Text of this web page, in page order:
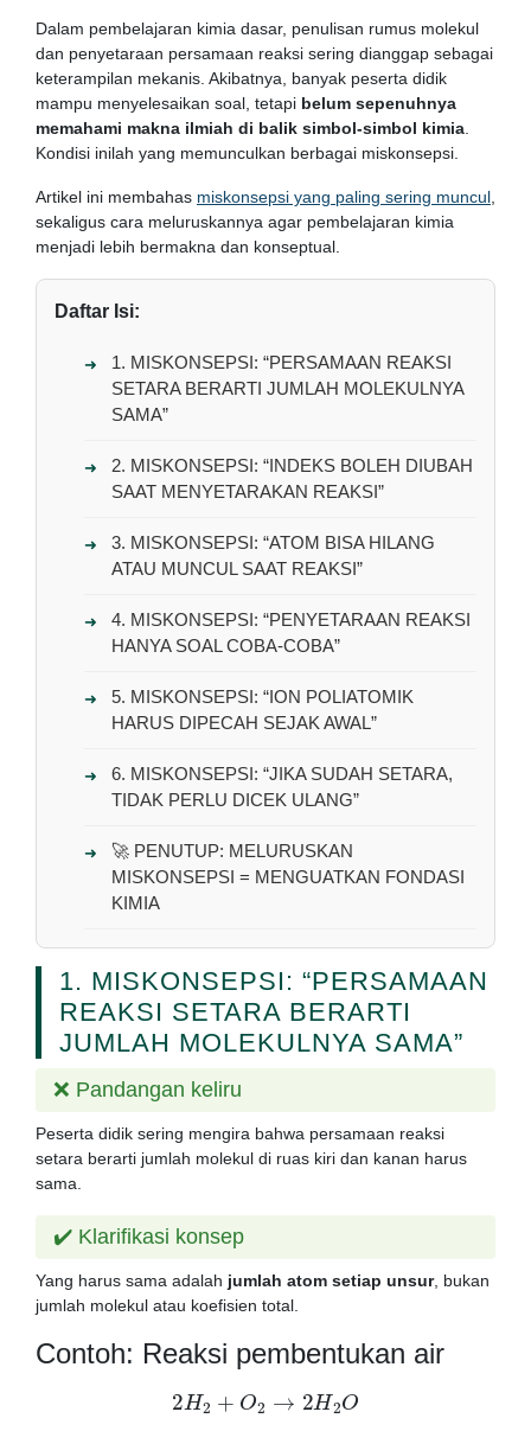
Dalam pembelajaran kimia dasar, penulisan rumus molekul
dan penyetaraan persamaan reaksi sering dianggap sebagai
keterampilan mekanis. Akibatnya, banyak peserta didik
mampu menyelesaikan soal, tetapi belum sepenuhnya
memahami makna ilmiah di balik simbol-simbol kimia.
Kondisi inilah yang memunculkan berbagai miskonsepsi.
Artikel ini membahas miskonsepsi yang paling sering muncul,
sekaligus cara meluruskannya agar pembelajaran kimia
menjadi lebih bermakna dan konseptual.
Daftar Isi:
1. MISKONSEPSI: “PERSAMAAN REAKSI
SETARA BERARTI JUMLAH MOLEKULNYA
SAMA”
2. MISKONSEPSI: “INDEKS BOLEH DIUBAH
SAAT MENYETARAKAN REAKSI”
3. MISKONSEPSI: “ATOM BISA HILANG
ATAU MUNCUL SAAT REAKSI”
4. MISKONSEPSI: “PENYETARAAN REAKSI
HANYA SOAL COBA-COBA”
5. MISKONSEPSI: “ION POLIATOMIK
HARUS DIPECAH SEJAK AWAL”
6. MISKONSEPSI: “JIKA SUDAH SETARA,
TIDAK PERLU DICEK ULANG”
🚀 PENUTUP: MELURUSKAN
MISKONSEPSI = MENGUATKAN FONDASI
KIMIA
1. MISKONSEPSI: “PERSAMAAN
REAKSI SETARA BERARTI
JUMLAH MOLEKULNYA SAMA”
❌ Pandangan keliru
Peserta didik sering mengira bahwa persamaan reaksi
setara berarti jumlah molekul di ruas kiri dan kanan harus
sama.
✔️ Klarifikasi konsep
Yang harus sama adalah jumlah atom setiap unsur, bukan
jumlah molekul atau koefisien total.
Contoh: Reaksi pembentukan air
2H + O2 →2 H2O